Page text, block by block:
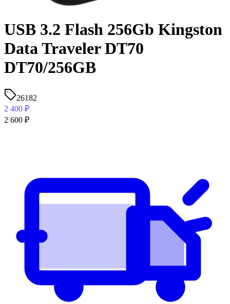
USB 3.2 Flash 256Gb Kingston
Data Traveler DT70
DT70/256GB
26182
2 400 ₽
2 600 ₽